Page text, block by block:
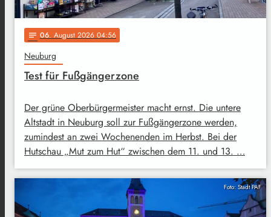
notes 06. August 2026 04:56
Neuburg
Test für Fußgängerzone
Der grüne Oberbürgermeister macht ernst. Die untere
Altstadt in Neuburg soll zur Fußgängerzone werden,
zumindest an zwei Wochenenden im Herbst. Bei der
Hutschau „Mut zum Hut“ zwischen dem 11. und 13. …
Foto: Stadt PAF